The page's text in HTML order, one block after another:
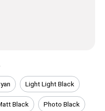
Light Light Black
Black Photo Black